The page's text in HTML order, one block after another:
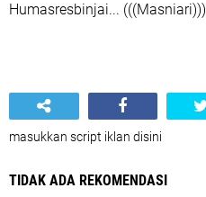
Humasresbinjai... (((Masniari)))
masukkan script iklan disini
TIDAK ADA REKOMENDASI